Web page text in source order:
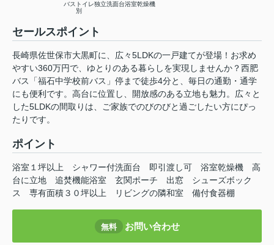
バストイレ
別
独立洗面台浴室乾燥機
セールスポイント
長崎県佐世保市大黒町に、広々5LDKの一戸建てが登場！お求め
やすい360万円で、ゆとりのある暮らしを実現しませんか？西肥
バス「福石中学校前バス」停まで徒歩4分と、毎日の通勤・通学
にも便利です。高台に位置し、開放感のある立地も魅力。広々と
した5LDKの間取りは、ご家族でのびのびと過ごしたい方にぴっ
たりです。
ポイント
浴室１坪以上 シャワー付洗面台 即引渡し可 浴室乾燥機
高
台に立地
追焚機能浴室 玄関ポーチ 出窓
シューズボック
ス
専有面積３０坪以上 リビングの隣和室 備付食器棚
無料 お問い合わせ